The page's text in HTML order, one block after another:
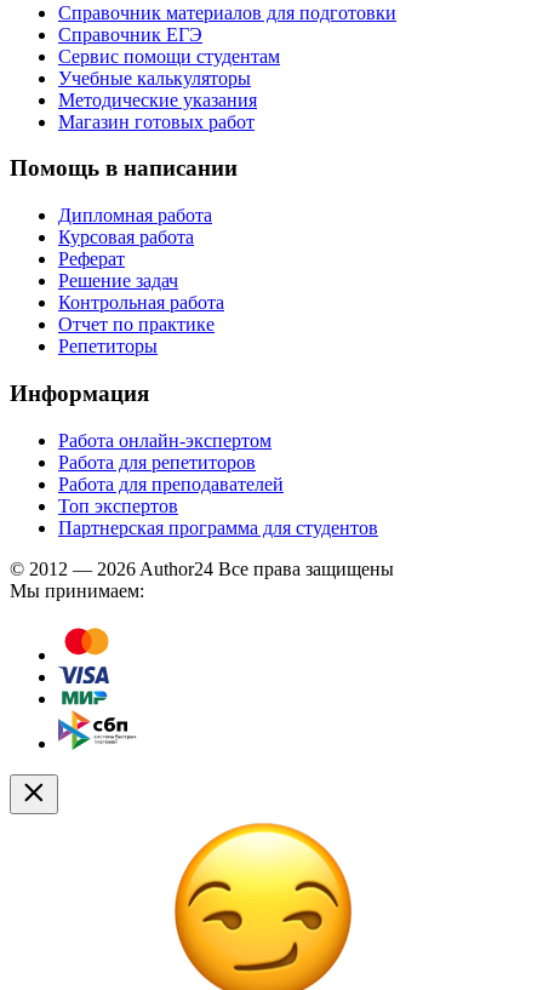
Справочник материалов для подготовки
Справочник ЕГЭ
Сервис помощи студентам
Учебные калькуляторы
Методические указания
Магазин готовых работ
Помощь в написании
Дипломная работа
Курсовая работа
Реферат
Решение задач
Контрольная работа
Отчет по практике
Репетиторы
Информация
Работа онлайн-экспертом
Работа для репетиторов
Работа для преподавателей
Топ экспертов
Партнерская программа для студентов
© 2012 — 2026 Author24 Все права защищены
Мы принимаем: